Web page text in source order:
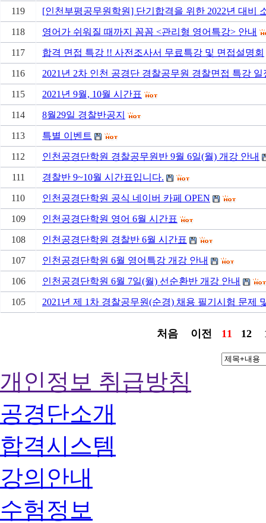
119 [인천부평공무원학원] 단기합격을 위한 2022년 대비
118 영어가 쉬워질 때까지 꼼꼼 <관리형 영어특강> 안내
117 합격 면접 특강 !! 사전조사서 무료특강 및 면접설명회
116 2021년 2차 인천 공경단 경찰공무원 경찰면접 특강 일
115 2021년 9월, 10월 시간표
114 8월29일 경찰반공지
113 특별 이벤트
112 인천공경단학원 경찰공무원반 9월 6일(월) 개강 안내
111 경찰반 9~10월 시간표입니다.
110 인천공경단학원 공식 네이버 카페 OPEN
109 인천공경단학원 영어 6월 시간표
108 인천공경단학원 경찰반 6월 시간표
107 인천공경단학원 6월 영어특강 개강 안내
106 인천공경단학원 6월 7일(월) 선순환반 개강 안내
105 2021년 제 1차 경찰공무원(순경) 채용 필기시험 문제
처음 이전 11 12
개인정보 취급방침
공경단소개
합격시스템
강의안내
수험정보